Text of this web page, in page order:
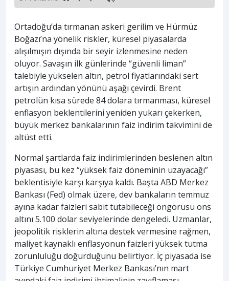
Ortadoğu’da tırmanan askeri gerilim ve Hürmüz
Boğazı’na yönelik riskler, küresel piyasalarda
alışılmışın dışında bir seyir izlenmesine neden
oluyor. Savaşın ilk günlerinde “güvenli liman”
talebiyle yükselen altın, petrol fiyatlarındaki sert
artışın ardından yönünü aşağı çevirdi. Brent
petrolün kısa sürede 84 dolara tırmanması, küresel
enflasyon beklentilerini yeniden yukarı çekerken,
büyük merkez bankalarının faiz indirim takvimini de
altüst etti.
Normal şartlarda faiz indirimlerinden beslenen altın
piyasası, bu kez “yüksek faiz döneminin uzayacağı”
beklentisiyle karşı karşıya kaldı. Başta ABD Merkez
Bankası (Fed) olmak üzere, dev bankaların temmuz
ayına kadar faizleri sabit tutabileceği öngörüsü ons
altını 5.100 dolar seviyelerinde dengeledi. Uzmanlar,
jeopolitik risklerin altına destek vermesine rağmen,
maliyet kaynaklı enflasyonun faizleri yüksek tutma
zorunluluğu doğurduğunu belirtiyor. İç piyasada ise
Türkiye Cumhuriyet Merkez Bankası’nın mart